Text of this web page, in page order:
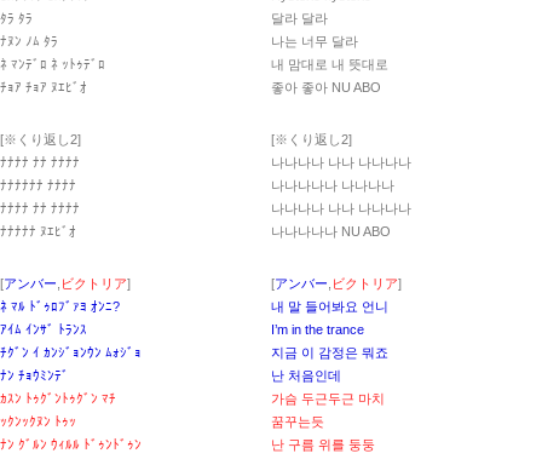
ﾀﾗ ﾀﾗ
ﾅﾇﾝ ﾉﾑ ﾀﾗ
ﾈ ﾏﾝﾃﾞﾛ ﾈ ｯﾄｩﾃﾞﾛ
ﾁｮｱ ﾁｮｱ ﾇｴﾋﾞｵ
[※くり返し2]
ﾅﾅﾅﾅ ﾅﾅ ﾅﾅﾅﾅ
ﾅﾅﾅﾅﾅﾅ ﾅﾅﾅﾅ
ﾅﾅﾅﾅ ﾅﾅ ﾅﾅﾅﾅ
ﾅﾅﾅﾅﾅ ﾇｴﾋﾞｵ
[アンバー ビクトリア]
ﾈ ﾏﾙ ﾄﾞｩﾛﾌﾞｧﾖ ｵﾝﾆ?
ｱｲﾑ ｲﾝｻﾞ ﾄﾗﾝｽ
ﾁｸﾞﾝ ｲ ｶﾝｼﾞｮﾝｳﾝ ﾑｫｼﾞｮ
ﾅﾝ ﾁｮｳﾐﾝﾃﾞ
ｶｽﾝ ﾄｩｸﾞﾝﾄｩｸﾞﾝ ﾏﾁ
ｯｸﾝｯｸﾇﾝ ﾄｩｯ
ﾅﾝ ｸﾞﾙﾝ ｳｨﾙﾙ ﾄﾞｩﾝﾄﾞｩﾝ
달라 달라
나는 너무 달라
내 맘대로 내 뜻대로
좋아 좋아 NU ABO
[※くり返し2]
나나나나 나나 나나나나
나나나나나 나나나나
나나나나 나나 나나나나
나나나나나 NU ABO
[アンバー ビクトリア]
내 말 들어봐요 언니
I’m in the trance
지금 이 감정은 뭐죠
난 처음인데
가슴 두근두근 마치
꿈꾸는듯
난 구름 위를 둥둥